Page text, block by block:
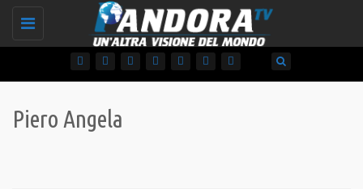
Toggle
Piero Angela